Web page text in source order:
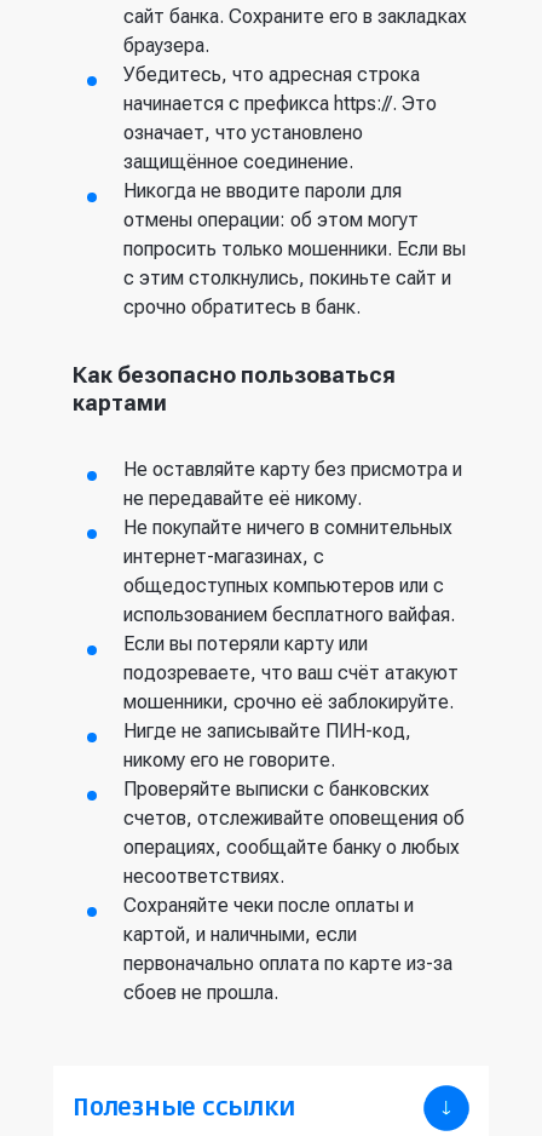
сайт банка. Сохраните его в закладках
браузера.
Убедитесь, что адресная строка
начинается с префикса https://. Это
означает, что установлено
защищённое соединение.
Никогда не вводите пароли для
отмены операции: об этом могут
попросить только мошенники. Если вы
с этим столкнулись, покиньте сайт и
срочно обратитесь в банк.
Как безопасно пользоваться
картами
Не оставляйте карту без присмотра и
не передавайте её никому.
Не покупайте ничего в сомнительных
интернет-магазинах, с
общедоступных компьютеров или с
использованием бесплатного вайфая.
Если вы потеряли карту или
подозреваете, что ваш счёт атакуют
мошенники, срочно её заблокируйте.
Нигде не записывайте ПИН-код,
никому его не говорите.
Проверяйте выписки с банковских
счетов, отслеживайте оповещения об
операциях, сообщайте банку о любых
несоответствиях.
Сохраняйте чеки после оплаты и
картой, и наличными, если
первоначально оплата по карте из-за
сбоев не прошла.
Полезные ссылки